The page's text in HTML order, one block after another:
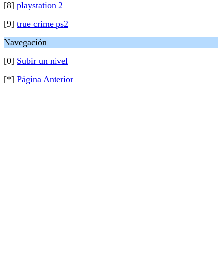
[8] playstation 2
[9] true crime ps2
Navegación
[0] Subir un nivel
[*] Página Anterior